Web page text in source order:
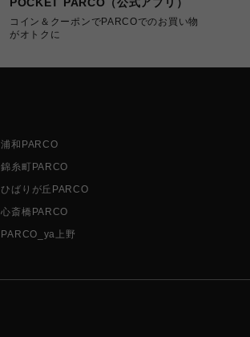
コイン＆クーポンでPARCOでのお買い物
がオトクに
浦和PARCO
錦糸町PARCO
ひばりが丘PARCO
心斎橋PARCO
PARCO_ya上野